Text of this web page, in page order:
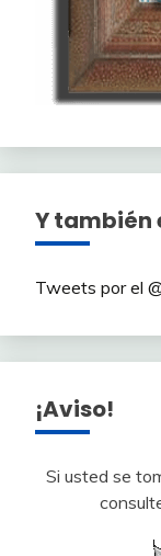
Y también
Tweets por el
¡Aviso!
Si usted se